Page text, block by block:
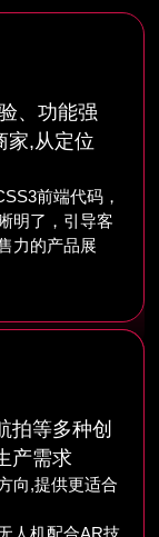
、功能强
家,从定位
前端代码，
明了，引导客
力的产品展
拍等多种创
产需求
向,提供更适合